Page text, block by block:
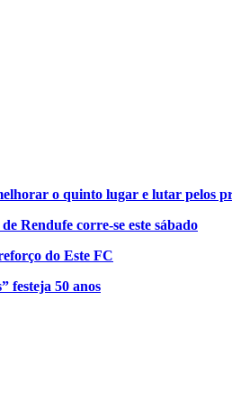
o quinto lugar e lutar pelos
Rendufe corre-se este sábado
do Este FC
festeja 50 anos